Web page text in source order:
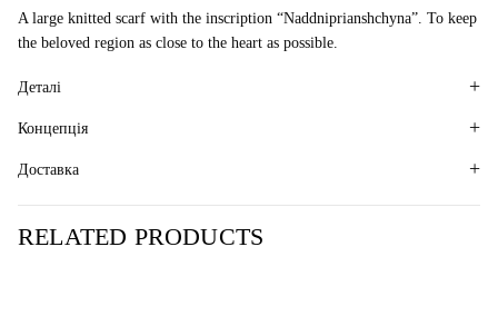
A large knitted scarf with the inscription “Naddniprianshchyna” . To keep
the beloved region as close to the heart as possible.
Деталі
Концепція
Доставка
RELATED PRODUCTS